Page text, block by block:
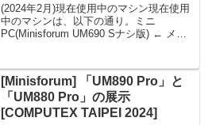
(2024年2月)現在使用中のマシン現在使用
中のマシンは、以下の通り。ミニ
PC(Minisforum UM690 Sナシ版) ← メイ
枚・G...
[Minisforum] 「UM890 Pro」と
「UM880 Pro」の展示
[COMPUTEX TAIPEI 2024]